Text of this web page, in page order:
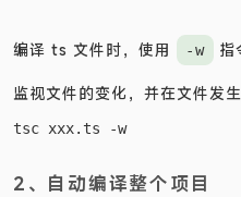
编译 ts 文件时，使用 -w 指
监视文件的变化，并在文件发
2、自动编译整个项目